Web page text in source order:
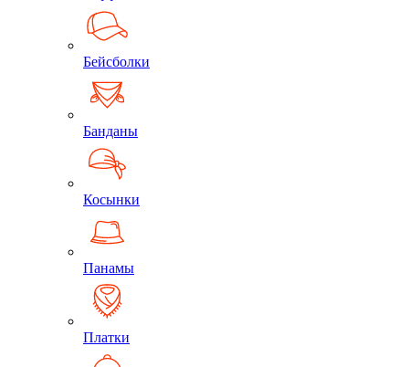
Бейсболки
Банданы
Косынки
Панамы
Платки